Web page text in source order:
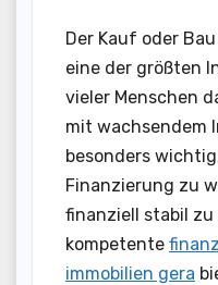
Der Kauf oder
eine der größten
vieler Menschen
mit wachsendem
besonders
Finanzierung zu
finanziell stabil zu
kompetente
immobilien gera